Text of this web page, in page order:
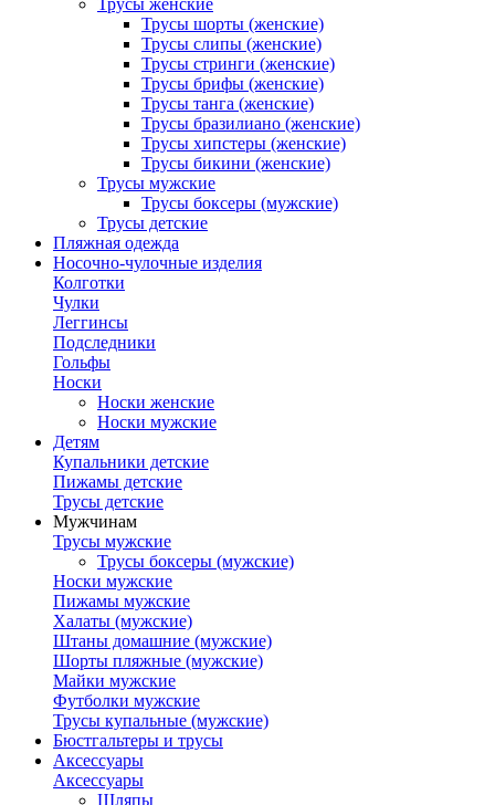
Трусы женские
Трусы шорты (женские)
Трусы слипы (женские)
Трусы стринги (женские)
Трусы брифы (женские)
Трусы танга (женские)
Трусы бразилиано (женские)
Трусы хипстеры (женские)
Трусы бикини (женские)
Трусы мужские
Трусы боксеры (мужские)
Трусы детские
Пляжная одежда
Носочно-чулочные изделия
Колготки
Чулки
Леггинсы
Подследники
Гольфы
Носки
Носки женские
Носки мужские
Детям
Купальники детские
Пижамы детские
Трусы детские
Мужчинам
Трусы мужские
Трусы боксеры (мужские)
Носки мужские
Пижамы мужские
Халаты (мужские)
Штаны домашние (мужские)
Шорты пляжные (мужские)
Майки мужские
Футболки мужские
Трусы купальные (мужские)
Бюстгальтеры и трусы
Аксессуары
Аксессуары
Шляпы